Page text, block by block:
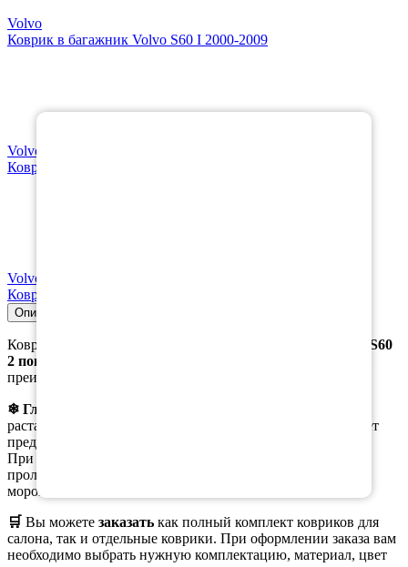
Volvo
Коврик в багажник Volvo S60 I 2000-2009
Volvo
Коврик в багажник Volvo S60 II 2010-2018
Volvo
Коврики в салон Volvo S60 III 2018-н.в.
Описание
Коврики, предназначены специально для модели
Вольво S60
2 поколение
преимущества в зимнее время.
❄ Главным
растаявший снег с ботинок в ячейки коврика, что помогает
предотвратить образование луж на коврике.
При этом, при вынимании коврика из салона, вода не
проливается, а коврики остаются эластичными даже при
морозе.
🛒 Вы можете заказать как полный комплект ковриков для
салона, так и отдельные коврики. При оформлении заказа вам
необходимо выбрать нужную комплектацию, материал, цвет